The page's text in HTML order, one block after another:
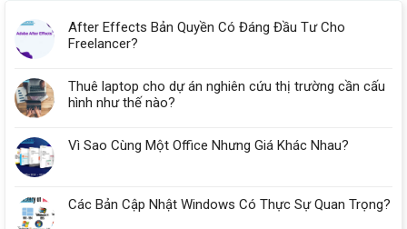
After Effects Bản Quyền Có Đáng Đầu Tư Cho
Freelancer?
Thuê laptop cho dự án nghiên cứu thị trường cần cấu
hình như thế nào?
Vì Sao Cùng Một Office Nhưng Giá Khác Nhau?
Các Bản Cập Nhật Windows Có Thực Sự Quan Trọng?